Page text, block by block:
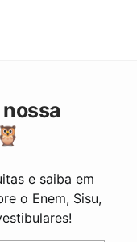
e saiba em
o Enem, Sisu,